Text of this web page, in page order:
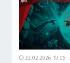
22.02.2026 19:06